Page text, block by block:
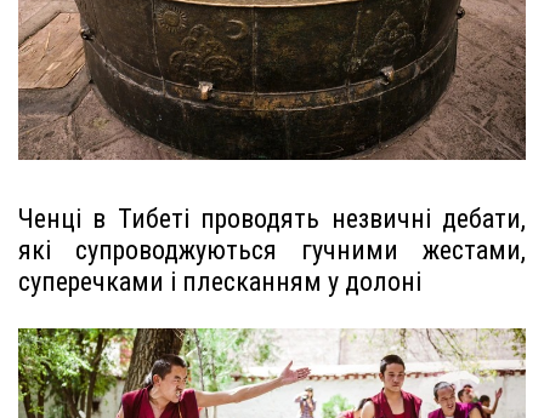
Ченці в Тибеті проводять незвичні дебати,
які супроводжуються гучними жестами,
суперечками і плесканням у долоні